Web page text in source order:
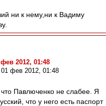
ни к нему,ни к Вадиму
2012, 01:48
фев 2012, 01:48
Павлюченко не слабее. Я
что у него есть паспорт